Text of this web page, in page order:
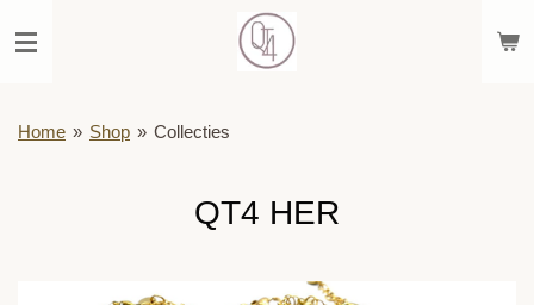
direct
hoofdinhoud
Home » Shop » Collecties
QT4 HER